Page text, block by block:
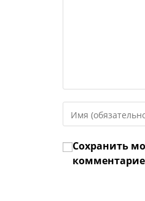
свое
или
имя
Сохранить